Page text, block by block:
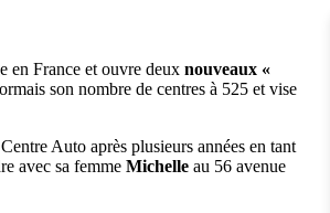
en France et ouvre deux nouveaux «
son nombre de centres à 525 et vise
Auto après plusieurs années en tant
avec sa femme Michelle au 56 avenue